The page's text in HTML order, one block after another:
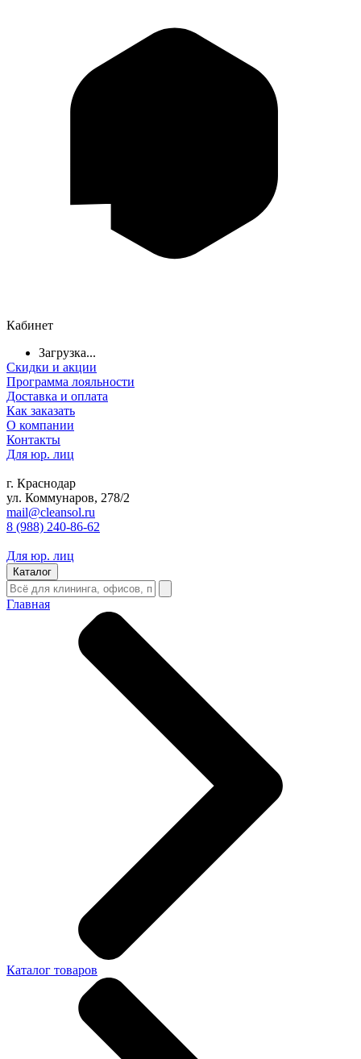
Кабинет
Загрузка...
Скидки и акции
Программа лояльности
Доставка и оплата
Как заказать
О компании
Контакты
Для юр. лиц
г. Краснодар
ул. Коммунаров, 278/2
mail@cleansol.ru
8 (988) 240-86-62
Для юр. лиц
Каталог
Главная
Каталог товаров